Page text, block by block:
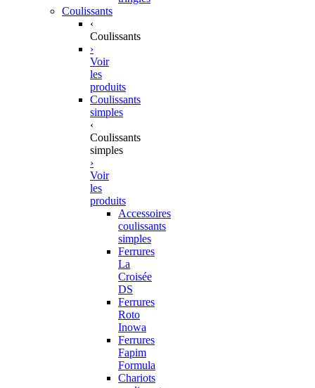
Coulissants
‹
Coulissants
›
Voir
les
produits
Coulissants
simples
‹
Coulissants
simples
›
Voir
les
produits
Accessoires
coulissants
simples
Ferrures
La
Croisée
DS
Ferrures
Roto
Inowa
Ferrures
Fapim
Formula
Chariots